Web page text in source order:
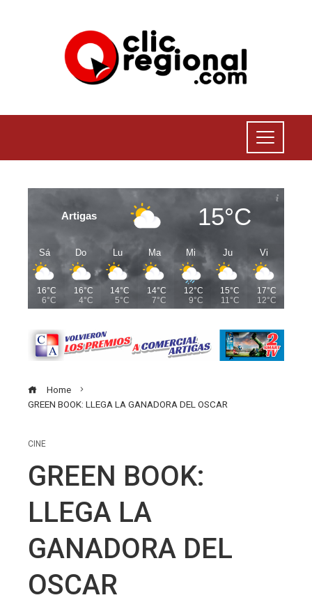
Artigas 15°C
Sá
16°C
6°C
Do
16°C
4°C
Lu
14°C
5°C
Ma
14°C
7°C
Mi
12°C
9°C
Ju
15°C
11°C
Vi
17°C
12°C
Home
GREEN BOOK: LLEGA LA GANADORA DEL OSCAR
CINE
GREEN BOOK:
LLEGA LA
GANADORA DEL
OSCAR